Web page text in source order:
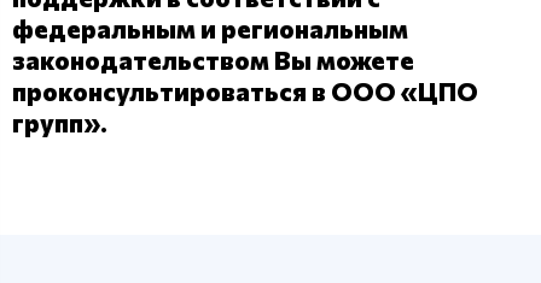
федеральным и региональным
законодательством Вы можете
проконсультироваться в ООО «ЦПО
групп».